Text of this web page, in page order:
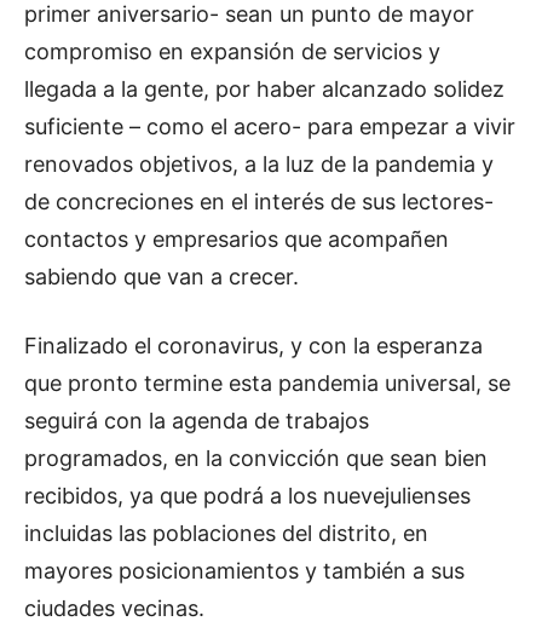
primer aniversario- sean un punto de mayor
compromiso en expansión de servicios y
llegada a la gente, por haber alcanzado solidez
suficiente – como el acero- para empezar a vivir
renovados objetivos, a la luz de la pandemia y
de concreciones en el interés de sus lectores-
contactos y empresarios que acompañen
sabiendo que van a crecer.
Finalizado el coronavirus, y con la esperanza
que pronto termine esta pandemia universal, se
seguirá con la agenda de trabajos
programados, en la convicción que sean bien
recibidos, ya que podrá a los nuevejulienses
incluidas las poblaciones del distrito, en
mayores posicionamientos y también a sus
ciudades vecinas.